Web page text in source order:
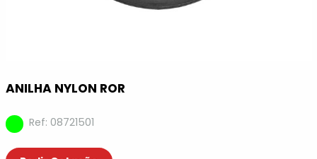
ANILHA NYLON ROR
Ref: 08721501